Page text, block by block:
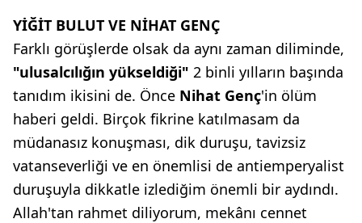
YİĞİT BULUT VE NİHAT GENÇ
Farklı görüşlerde olsak da aynı zaman diliminde,
"ulusalcılığın yükseldiği" 2 binli yılların başında
tanıdım ikisini de. Önce Nihat Genç'in ölüm
haberi geldi. Birçok fikrine katılmasam da
müdanasız konuşması, dik duruşu, tavizsiz
vatanseverliği ve en önemlisi de antiemperyalist
duruşuyla dikkatle izlediğim önemli bir aydındı.
Allah'tan rahmet diliyorum, mekânı cennet